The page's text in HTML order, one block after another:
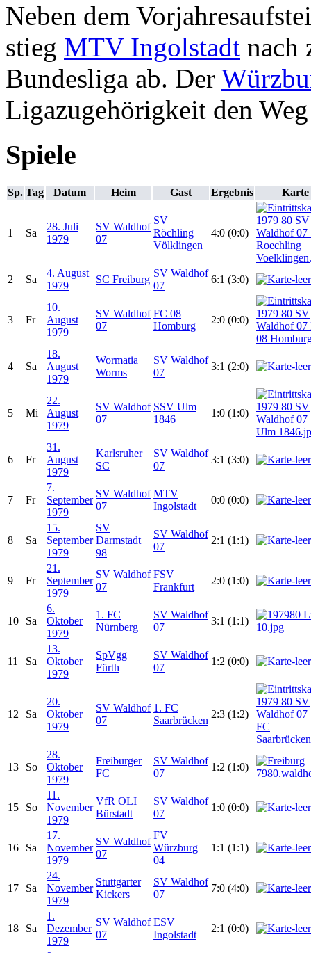
Neben dem
stieg MTV Ingolstadt nach
Bundesliga ab. Der
Ligazugehörigkeit den
Spiele
Sp. Tag Datum Heim Gast Ergebnis Karte
1 Sa
28. Juli
1979
SV Waldhof
07
SV
Röchling
Völklingen
4:0 (0:0)
2 Sa
4. August
1979
SC Freiburg
SV Waldhof
07
6:1 (3:0)
3 Fr
10.
August
1979
SV Waldhof
07
FC 08
Homburg
2:0 (0:0)
4 Sa
18.
August
1979
Wormatia
Worms
SV Waldhof
07
3:1 (2:0)
5 Mi
22.
August
1979
SV Waldhof
07
SSV Ulm
1846
1:0 (1:0)
6 Fr
31.
August
1979
Karlsruher
SC
SV Waldhof
07
3:1 (3:0)
7 Fr
7.
September
1979
SV Waldhof
07
MTV
Ingolstadt
0:0 (0:0)
8 Sa
15.
September
1979
SV
Darmstadt
98
SV Waldhof
07
2:1 (1:1)
9 Fr
21.
September
1979
SV Waldhof
07
FSV
Frankfurt
2:0 (1:0)
10 Sa
6.
Oktober
1979
1. FC
Nürnberg
SV Waldhof
07
3:1 (1:1)
11 Sa
13.
Oktober
1979
SpVgg
Fürth
SV Waldhof
07
1:2 (0:0)
12 Sa
20.
Oktober
1979
SV Waldhof
07
1. FC
Saarbrücken
2:3 (1:2)
13 So
28.
Oktober
1979
Freiburger
FC
SV Waldhof
07
1:2 (1:0)
15 So
11.
November
1979
VfR OLI
Bürstadt
SV Waldhof
07
1:0 (0:0)
16 Sa
17.
November
1979
SV Waldhof
07
FV
Würzburg
04
1:1 (1:1)
17 Sa
24.
November
1979
Stuttgarter
Kickers
SV Waldhof
07
7:0 (4:0)
18 Sa
1.
Dezember
1979
SV Waldhof
07
ESV
Ingolstadt
2:1 (0:0)